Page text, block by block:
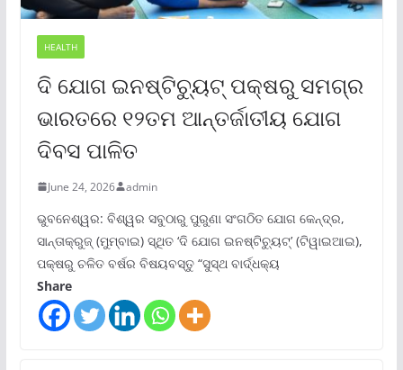
HEALTH
ଦି ଯୋଗ ଇନଷ୍ଟିଚ୍ୟୁଟ୍ ପକ୍ଷରୁ ସମଗ୍ର
ଭାରତରେ ୧୨ତମ ଆନ୍ତର୍ଜାତୀୟ ଯୋଗ
ଦିବସ ପାଳିତ
June 24, 2026 admin
ଭୁବନେଶ୍ୱର: ବିଶ୍ୱର ସବୁଠାରୁ ପୁରୁଣା ସଂଗଠିତ ଯୋଗ କେନ୍ଦ୍ର,
ସାନ୍ତାକ୍ରୁଜ୍ (ମୁମ୍ବାଇ) ସ୍ଥିତ ‘ଦି ଯୋଗ ଇନଷ୍ଟିଚ୍ୟୁଟ୍‌’ (ଟିୱାଇଆଇ),
ପକ୍ଷରୁ ଚଳିତ ବର୍ଷର ବିଷୟବସ୍ତୁ “ସୁସ୍ଥ ବାର୍ଦ୍ଧକ୍ୟ
Share